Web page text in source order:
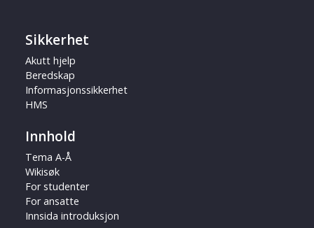
Sikkerhet
Akutt hjelp
Beredskap
Informasjonssikkerhet
HMS
Innhold
Tema A-Å
Wikisøk
For studenter
For ansatte
Innsida introduksjon